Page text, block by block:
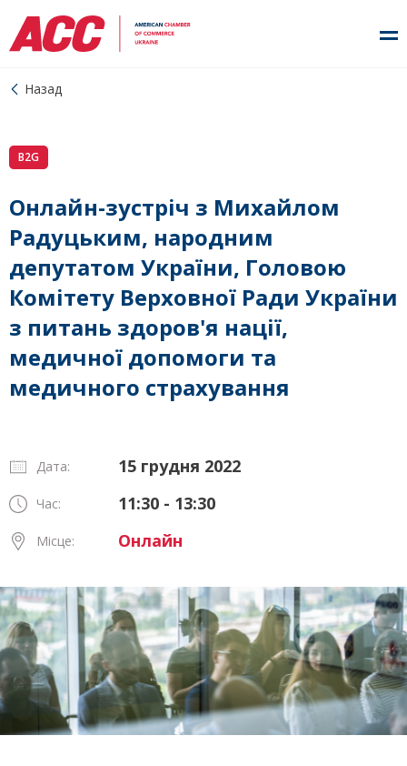
Назад
B2G
Онлайн-зустріч з Михайлом
Радуцьким, народним
депутатом України, Головою
Комітету Верховної Ради України
з питань здоров'я нації,
медичної допомоги та
медичного страхування
Дата: 15 грудня 2022
Час: 11:30 - 13:30
Місце: Онлайн